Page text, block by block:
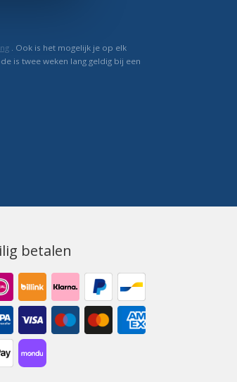
. Ook is het mogelijk je op elk
is twee weken lang geldig bij een
betalen